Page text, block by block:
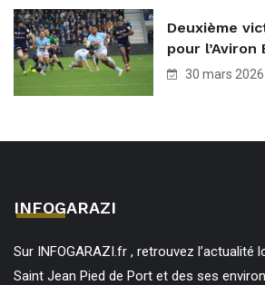
Deuxième
pour l’Aviron
30 mars 2026
INFOGARAZI
Sur INFOGARAZI.fr , retrouvez l’actualité
Saint Jean Pied de Port et des ses